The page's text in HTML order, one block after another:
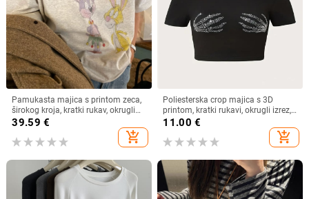
Pamukasta majica s printom zeca,
širokog kroja, kratki rukav, okrugli
izrez, proljeće/ljeto 2025
39.59 €
add_shopping_cart
Poliesterska crop majica s 3D
printom, kratki rukavi, okrugli izrez,
ultra kratka duljina, street hipster
11.00 €
add_shopping_cart